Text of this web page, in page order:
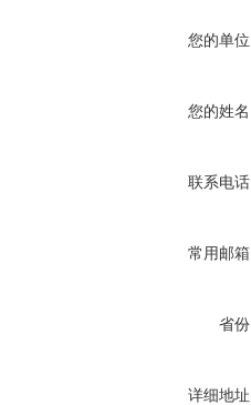
您的单
您的姓
联系电
常用邮
省
详细地